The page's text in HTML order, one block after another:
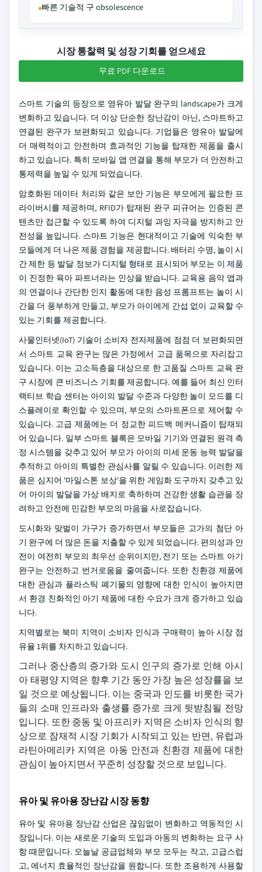
빠른 기술적 구 obsolescence
시장 통찰력 및 성장 기회를 얻으세요
무료 PDF 다운로드
스마트 기술의 등장으로 영유아 발달 완구의 landscape가 크게
변화하고 있습니다. 더 이상 단순한 장난감이 아닌, 스마트하고
연결된 완구가 보편화되고 있습니다. 기업들은 영유아 발달에
더 매력적이고 안전하며 효과적인 기능을 탑재한 제품을 출시
하고 있습니다. 특히 모바일 앱 연결을 통해 부모가 더 안전하고
통제력을 높일 수 있게 되었습니다.
암호화된 데이터 처리와 같은 보안 기능은 부모에게 필요한 프
라이버시를 제공하며, RFID가 탑재된 완구 피규어는 인증된 콘
텐츠만 접근할 수 있도록 하여 디지털 과잉 자극을 방지하고 안
전성을 높입니다. 스마트 기능은 현대적이고 기술에 익숙한 부
모들에게 더 나은 제품 경험을 제공합니다. 배터리 수명, 놀이 시
간 제한 등 발달 정보가 디지털 형태로 표시되어 부모는 이 제품
이 진정한 육아 파트너라는 인상을 받습니다. 교육용 음악 앱과
의 연결이나 간단한 인지 활동에 대한 음성 프롬프트는 놀이 시
간을 더 풍부하게 만들고, 부모가 아이에게 간섭 없이 교육할 수
있는 기회를 제공합니다.
사물인터넷(IoT) 기술이 소비자 전자제품에 점점 더 보편화되면
서 스마트 교육 완구는 많은 가정에서 고급 품목으로 자리잡고
있습니다. 이는 고소득층을 대상으로 한 고품질 스마트 교육 완
구 시장에 큰 비즈니스 기회를 제공합니다. 예를 들어 최신 인터
랙티브 학습 센터는 아이의 발달 수준과 다양한 놀이 모드를 디
스플레이로 확인할 수 있으며, 부모의 스마트폰으로 제어할 수
있습니다. 고급 제품에는 더 정교한 피드백 메커니즘이 탑재되
어 있습니다. 일부 스마트 블록은 모바일 기기와 연결된 원격 측
정 시스템을 갖추고 있어 부모가 아이의 미세 운동 능력 발달을
추적하고 아이의 특별한 관심사를 알릴 수 있습니다. 이러한 제
품은 심지어 '마일스톤 보상'을 위한 게임화 도구까지 갖추고 있
어 아이의 발달을 가상 배지로 축하하며 건강한 생활 습관을 장
려하고 안전에 민감한 부모의 마음을 사로잡습니다.
도시화와 맞벌이 가구가 증가하면서 부모들은 고가의 첨단 아
기 완구에 더 많은 돈을 지출할 수 있게 되었습니다. 편의성과 안
전이 여전히 부모의 최우선 순위이지만, 전기 또는 스마트 아기
완구는 안전하고 번거로움을 줄여줍니다. 또한 친환경 제품에
대한 관심과 플라스틱 폐기물의 영향에 대한 인식이 높아지면
서 환경 친화적인 아기 제품에 대한 수요가 크게 증가하고 있습
니다.
지역별로는 북미 지역이 소비자 인식과 구매력이 높아 시장 점
유율 1위를 차지하고 있습니다.
그러나 중산층의 증가와 도시 인구의 증가로 인해 아시
아 태평양 지역은 향후 기간 동안 가장 높은 성장률을 보
일 것으로 예상됩니다. 이는 중국과 인도를 비롯한 국가
들의 소매 인프라와 출생률 증가로 크게 뒷받침될 전망
입니다. 또한 중동 및 아프리카 지역은 소비자 인식의 향
상으로 잠재적 시장 기회가 시작되고 있는 반면, 유럽과
라틴아메리카 지역은 아동 안전과 친환경 제품에 대한
관심이 높아지면서 꾸준히 성장할 것으로 보입니다.
유아 및 유아용 장난감 시장 동향
유아 및 유아용 장난감 산업은 끊임없이 변화하고 역동적인 시
장입니다. 이는 새로운 기술의 도입과 아동의 변화하는 요구 사
항 때문입니다. 오늘날 공급업체와 부모 모두는 작고, 고급스럽
고, 에너지 효율적인 장난감을 원합니다. 또한 조용하게 사용할